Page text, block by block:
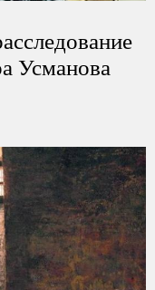
Усманова